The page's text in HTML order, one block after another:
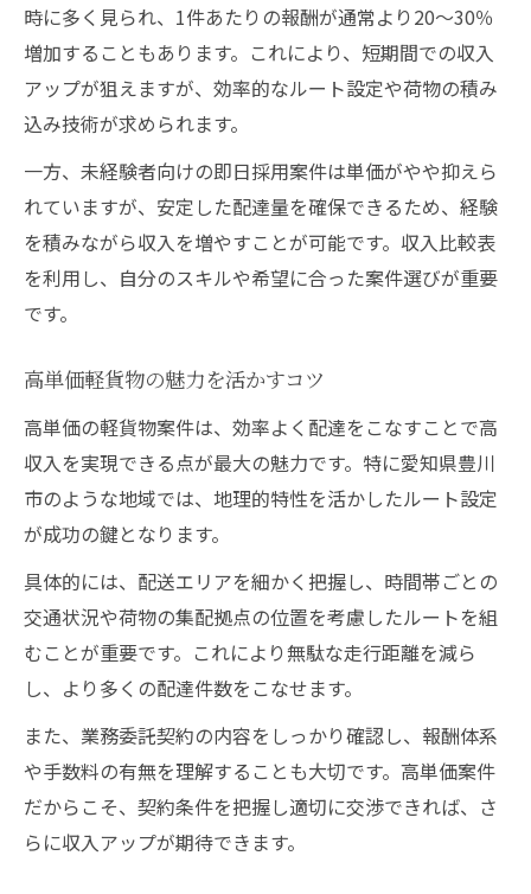
高収入維持のための経費管理術
軽貨物業務委託のメリットと注意点
繁忙期のブラックフライデーで最大利益を実現
ブラックフライデー時期の軽貨物需要推移
繁忙期に稼ぐための配達ルート戦略
高単価案件が増えるタイミングを見極める
即日採用で繁忙期に備える方法
未経験者向け軽貨物収入モデルケース
初めてでも安心のサポート体制とは
配達件数を伸ばすための工夫
高収入を狙うための学び方
失敗しない業務委託契約のポイント
高収入ドライバー求人に強い業務委託の魅力
高収入求人と業務委託条件比較表
業務委託ならではの自由な働き方
ドライバー求人で注目すべきポイント
安定収入が目指せる理由を解説
即日採用が可能な案件の見分け方
時に多く見られ、1件あたりの報酬が通常より20～30％
増加することもあります。これにより、短期間での収入
アップが狙えますが、効率的なルート設定や荷物の積み
込み技術が求められます。
一方、未経験者向けの即日採用案件は単価がやや抑えら
れていますが、安定した配達量を確保できるため、経験
を積みながら収入を増やすことが可能です。収入比較表
を利用し、自分のスキルや希望に合った案件選びが重要
です。
高単価軽貨物の魅力を活かすコツ
高単価の軽貨物案件は、効率よく配達をこなすことで高
収入を実現できる点が最大の魅力です。特に愛知県豊川
市のような地域では、地理的特性を活かしたルート設定
が成功の鍵となります。
具体的には、配送エリアを細かく把握し、時間帯ごとの
交通状況や荷物の集配拠点の位置を考慮したルートを組
むことが重要です。これにより無駄な走行距離を減ら
し、より多くの配達件数をこなせます。
また、業務委託契約の内容をしっかり確認し、報酬体系
や手数料の有無を理解することも大切です。高単価案件
だからこそ、契約条件を把握し適切に交渉できれば、さ
らに収入アップが期待できます。